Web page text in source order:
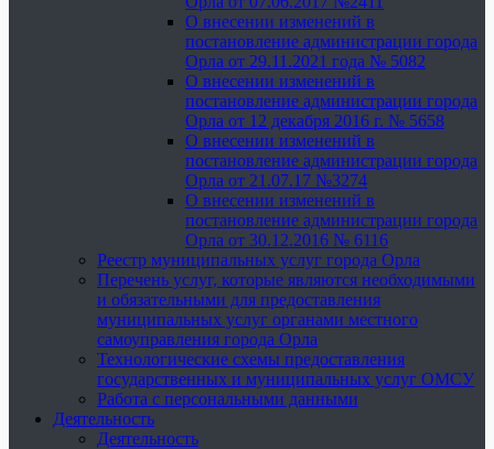
О внесении изменений в
постановление администрации города
Орла от 29.11.2021 года № 5082
О внесении изменений в
постановление администрации города
Орла от 12 декабря 2016 г. № 5658
О внесении изменений в
постановление администрации города
Орла от 21.07.17 №3274
О внесении изменений в
постановление администрации города
Орла от 30.12.2016 № 6116
Реестр муниципальных услуг города Орла
Перечень услуг, которые являются необходимыми
и обязательными для предоставления
муниципальных услуг органами местного
самоуправления города Орла
Технологические схемы предоставления
государственных и муниципальных услуг ОМСУ
Работа с персональными данными
Деятельность
Деятельность